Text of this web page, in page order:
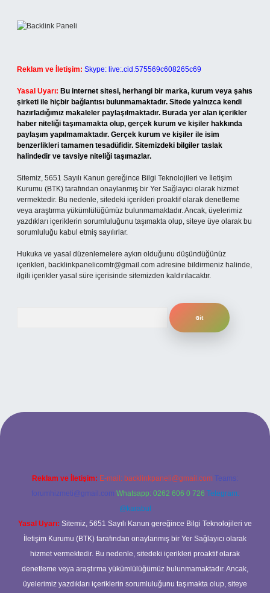
Reklam ve İletişim: Skype: live:.cid.575569c608265c69
Yasal Uyarı: Bu internet sitesi, herhangi bir marka, kurum veya şahıs
şirketi ile hiçbir bağlantısı bulunmamaktadır. Sitede yalnızca kendi
hazırladığımız makaleler paylaşılmaktadır. Burada yer alan içerikler
haber niteliği taşımamakta olup, gerçek kurum ve kişiler hakkında
paylaşım yapılmamaktadır. Gerçek kurum ve kişiler ile isim
benzerlikleri tamamen tesadüfidir. Sitemizdeki bilgiler taslak
halindedir ve tavsiye niteliği taşımazlar.
Sitemiz, 5651 Sayılı Kanun gereğince Bilgi Teknolojileri ve İletişim
Kurumu (BTK) tarafından onaylanmış bir Yer Sağlayıcı olarak hizmet
vermektedir. Bu nedenle, sitedeki içerikleri proaktif olarak denetleme
veya araştırma yükümlülüğümüz bulunmamaktadır. Ancak, üyelerimiz
yazdıkları içeriklerin sorumluluğunu taşımakta olup, siteye üye olarak bu
sorumluluğu kabul etmiş sayılırlar.
Hukuka ve yasal düzenlemelere aykırı olduğunu düşündüğünüz
içerikleri, backlinkpanelicomtr@gmail.com adresine bildirmeniz halinde,
ilgili içerikler yasal süre içerisinde sitemizden kaldırılacaktır.
bahis sitesi
Reklam ve İletişim: E-mail: backlinkpaneli@gmail.com Teams:
forumhizmeti@gmail.com Whatsapp: 0262 606 0 726 Telegram:
@karabul
Yasal Uyarı: Sitemiz, 5651 Sayılı Kanun gereğince Bilgi Teknolojileri ve
İletişim Kurumu (BTK) tarafından onaylanmış bir Yer Sağlayıcı olarak
hizmet vermektedir. Bu nedenle, sitedeki içerikleri proaktif olarak
denetleme veya araştırma yükümlülüğümüz bulunmamaktadır. Ancak,
üyelerimiz yazdıkları içeriklerin sorumluluğunu taşımakta olup, siteye